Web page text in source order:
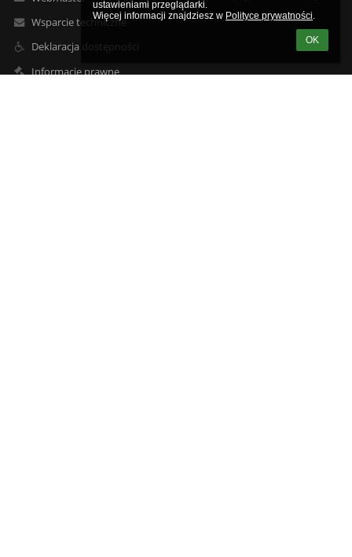
ustawieniami przeglądarki.
Więcej informacji znajdziesz w Polityce prywatności.
OK
Wsparcie techniczne
Deklaracja dostępności
Informacje prawne